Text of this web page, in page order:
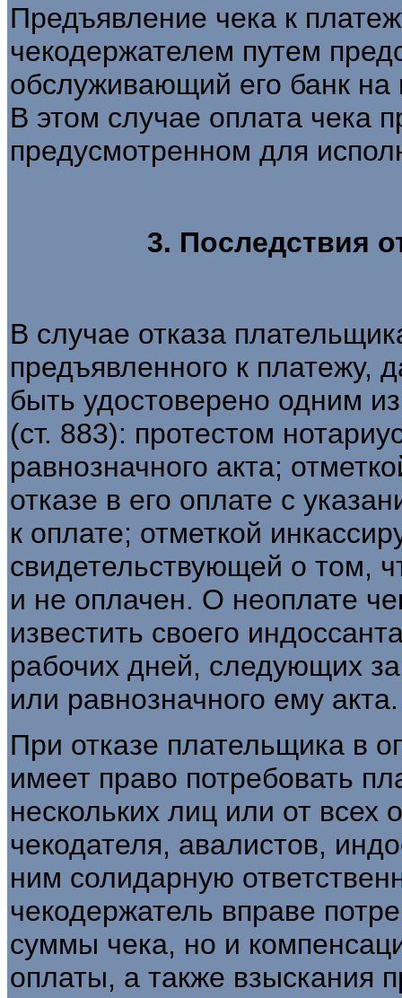
Предъявление чека к
чекодержателем путем
обслуживающий его банк на
В этом случае оплата чека
предусмотренном для
3. Последствия
В случае отказа
предъявленного к платежу,
быть удостоверено одним
(ст. 883): протестом
равнозначного акта;
отказе в его оплате с
к оплате; отметкой
свидетельствующей о том,
и не оплачен. О неоплате
известить своего
рабочих дней, следующих
или равнозначного ему акта.
При отказе плательщика в
имеет право потребовать
нескольких лиц или от всех
чекодателя, авалистов,
ним солидарную
чекодержатель вправе
суммы чека, но и
оплаты, а также взыскания